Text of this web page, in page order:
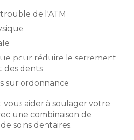
de l'ATM
pour réduire le serrement
des dents
sur ordonnance
aider à soulager votre
une combinaison de
soins dentaires.